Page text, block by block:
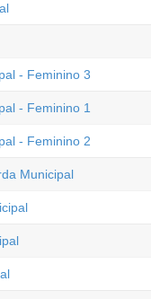
- Feminino 3
- Feminino 1
- Feminino 2
Municipal